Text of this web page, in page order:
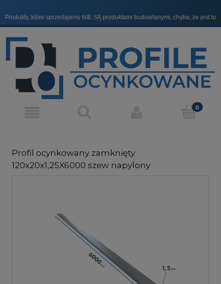
Produkty, które sprzedajemy NIE SĄ produktami budowlanymi, chyba, że jest to
Profil ocynkowany zamknięty
120x20x1,25X6000 szew napylony